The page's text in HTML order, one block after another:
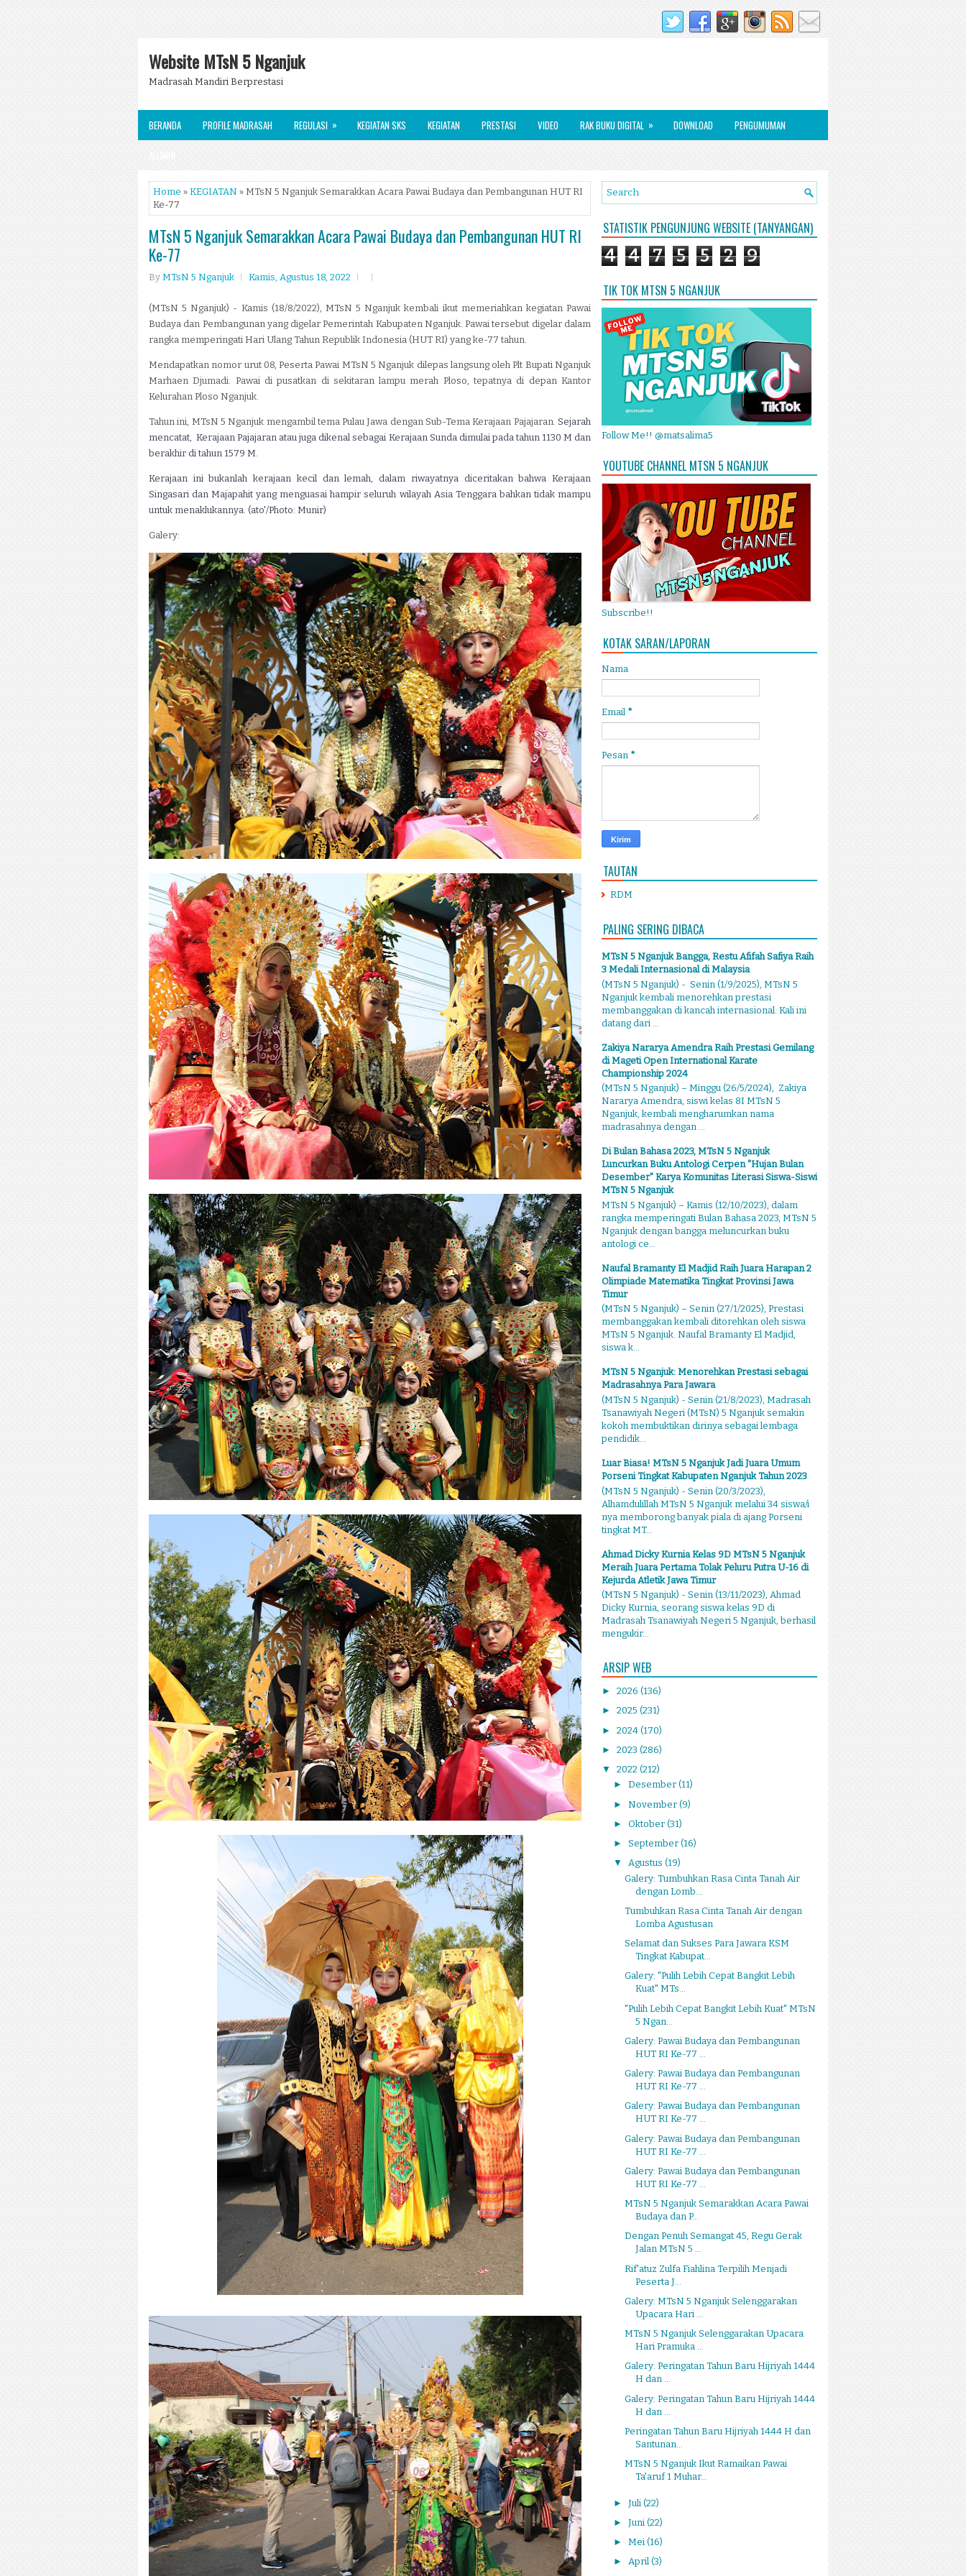
Website MTsN 5 Nganjuk
Madrasah Mandiri Berprestasi
BERANDA PROFILE MADRASAH REGULASI » KEGIATAN SKS KEGIATAN PRESTASI VIDEO RAK BUKU DIGITAL » DOWNLOAD PENGUMUMAN
ALUMNI
Home » KEGIATAN » MTsN 5 Nganjuk Semarakkan Acara Pawai Budaya dan Pembangunan HUT RI
Ke-77
MTsN 5 Nganjuk Semarakkan Acara Pawai Budaya dan Pembangunan HUT RI
Ke-77
By MTsN 5 Nganjuk Kamis, Agustus 18, 2022
(MTsN 5 Nganjuk) - Kamis (18/8/2022), MTsN 5 Nganjuk kembali ikut memeriahkan kegiatan Pawai
Budaya dan Pembangunan yang digelar Pemerintah Kabupaten Nganjuk. Pawai tersebut digelar dalam
rangka memperingati Hari Ulang Tahun Republik Indonesia (HUT RI) yang ke-77 tahun.
Mendapatkan nomor urut 08, Peserta Pawai MTsN 5 Nganjuk dilepas langsung oleh Plt Bupati Nganjuk
Marhaen Djumadi. Pawai di pusatkan di sekitaran lampu merah Ploso, tepatnya di depan Kantor
Kelurahan Ploso Nganjuk.
Tahun ini, MTsN 5 Nganjuk mengambil tema Pulau Jawa dengan Sub-Tema Kerajaan Pajajaran. Sejarah
mencatat, Kerajaan Pajajaran atau juga dikenal sebagai Kerajaan Sunda dimulai pada tahun 1130 M dan
berakhir di tahun 1579 M.
Kerajaan ini bukanlah kerajaan kecil dan lemah, dalam riwayatnya diceritakan bahwa Kerajaan
Singasari dan Majapahit yang menguasai hampir seluruh wilayah Asia Tenggara bahkan tidak mampu
untuk menaklukannya. (ato'/Photo: Munir)
Galery:
STATISTIK PENGUNJUNG WEBSITE (TANYANGAN)
4 4 7 5 5 2 9
TIK TOK MTSN 5 NGANJUK
Follow Me!! @matsalima5
YOUTUBE CHANNEL MTSN 5 NGANJUK
Subscribe!!
KOTAK SARAN/LAPORAN
Nama
Email *
Pesan *
TAUTAN
RDM
PALING SERING DIBACA
MTsN 5 Nganjuk Bangga, Restu Afifah Safiya Raih
3 Medali Internasional di Malaysia
(MTsN 5 Nganjuk) - Senin (1/9/2025), MTsN 5
Nganjuk kembali menorehkan prestasi
membanggakan di kancah internasional. Kali ini
datang dari ...
Zakiya Nararya Amendra Raih Prestasi Gemilang
di Mageti Open International Karate
Championship 2024
(MTsN 5 Nganjuk) – Minggu (26/5/2024), Zakiya
Nararya Amendra, siswi kelas 8I MTsN 5
Nganjuk, kembali mengharumkan nama
madrasahnya dengan ...
Di Bulan Bahasa 2023, MTsN 5 Nganjuk
Luncurkan Buku Antologi Cerpen "Hujan Bulan
Desember" Karya Komunitas Literasi Siswa-Siswi
MTsN 5 Nganjuk
MTsN 5 Nganjuk) – Kamis (12/10/2023), dalam
rangka memperingati Bulan Bahasa 2023, MTsN 5
Nganjuk dengan bangga meluncurkan buku
antologi ce...
Naufal Bramanty El Madjid Raih Juara Harapan 2
Olimpiade Matematika Tingkat Provinsi Jawa
Timur
(MTsN 5 Nganjuk) – Senin (27/1/2025), Prestasi
membanggakan kembali ditorehkan oleh siswa
MTsN 5 Nganjuk. Naufal Bramanty El Madjid,
siswa k...
MTsN 5 Nganjuk: Menorehkan Prestasi sebagai
Madrasahnya Para Jawara
(MTsN 5 Nganjuk) - Senin (21/8/2023), Madrasah
Tsanawiyah Negeri (MTsN) 5 Nganjuk semakin
kokoh membuktikan dirinya sebagai lembaga
pendidik...
Luar Biasa! MTsN 5 Nganjuk Jadi Juara Umum
Porseni Tingkat Kabupaten Nganjuk Tahun 2023
(MTsN 5 Nganjuk) - Senin (20/3/2023),
Alhamdulillah MTsN 5 Nganjuk melalui 34 siswa/i
nya memborong banyak piala di ajang Porseni
tingkat MT...
Ahmad Dicky Kurnia Kelas 9D MTsN 5 Nganjuk
Meraih Juara Pertama Tolak Peluru Putra U-16 di
Kejurda Atletik Jawa Timur
(MTsN 5 Nganjuk) - Senin (13/11/2023), Ahmad
Dicky Kurnia, seorang siswa kelas 9D di
Madrasah Tsanawiyah Negeri 5 Nganjuk, berhasil
mengukir...
ARSIP WEB
► 2026 (136)
► 2025 (231)
► 2024 (170)
► 2023 (286)
▼ 2022 (212)
► Desember (11)
► November (9)
► Oktober (31)
► September (16)
▼ Agustus (19)
Galery: Tumbuhkan Rasa Cinta Tanah Air
dengan Lomb...
Tumbuhkan Rasa Cinta Tanah Air dengan
Lomba Agustusan
Selamat dan Sukses Para Jawara KSM
Tingkat Kabupat...
Galery: "Pulih Lebih Cepat Bangkit Lebih
Kuat" MTs...
"Pulih Lebih Cepat Bangkit Lebih Kuat" MTsN
5 Ngan...
Galery: Pawai Budaya dan Pembangunan
HUT RI Ke-77 ...
Galery: Pawai Budaya dan Pembangunan
HUT RI Ke-77 ...
Galery: Pawai Budaya dan Pembangunan
HUT RI Ke-77 ...
Galery: Pawai Budaya dan Pembangunan
HUT RI Ke-77 ...
Galery: Pawai Budaya dan Pembangunan
HUT RI Ke-77 ...
MTsN 5 Nganjuk Semarakkan Acara Pawai
Budaya dan P...
Dengan Penuh Semangat 45, Regu Gerak
Jalan MTsN 5 ...
Rif'atuz Zulfa Fiahlina Terpilih Menjadi
Peserta J...
Galery: MTsN 5 Nganjuk Selenggarakan
Upacara Hari ...
MTsN 5 Nganjuk Selenggarakan Upacara
Hari Pramuka ...
Galery: Peringatan Tahun Baru Hijriyah 1444
H dan ...
Galery: Peringatan Tahun Baru Hijriyah 1444
H dan ...
Peringatan Tahun Baru Hijriyah 1444 H dan
Santunan...
MTsN 5 Nganjuk Ikut Ramaikan Pawai
Ta'aruf 1 Muhar...
► Juli (22)
► Juni (22)
► Mei (16)
► April (3)